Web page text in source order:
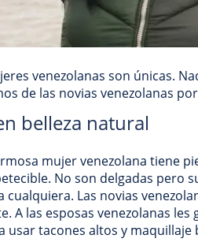
venezolanas son únicas.
de las novias venezolanas
belleza natural
mujer venezolana tiene
No son delgadas pero
cualquiera. Las novias
A las esposas venezolanas
usar tacones altos y maquillaje